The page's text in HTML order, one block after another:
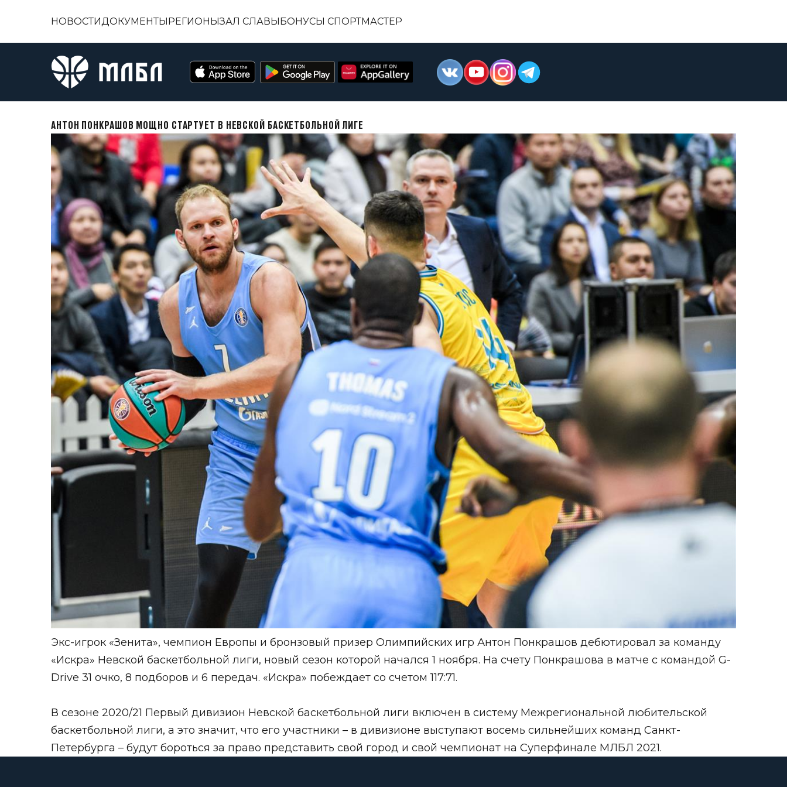
НОВОСТИДОКУМЕНТЫРЕГИОНЫЗАЛ СЛАВЫБОНУСЫ СПОРТМАСТЕР
АНТОН ПОНКРАШОВ МОЩНО СТАРТУЕТ В НЕВСКОЙ БАСКЕТБОЛЬНОЙ ЛИГЕ
Экс-игрок «Зенита», чемпион Европы и бронзовый призер Олимпийских игр Антон Понкрашов дебютировал за команду
«Искра» Невской баскетбольной лиги, новый сезон которой начался 1 ноября. На счету Понкрашова в матче с командой G-
Drive 31 очко, 8 подборов и 6 передач. «Искра» побеждает со счетом 117:71.
В сезоне 2020/21 Первый дивизион Невской баскетбольной лиги включен в систему Межрегиональной любительской
баскетбольной лиги, а это значит, что его участники – в дивизионе выступают восемь сильнейших команд Санкт-
Петербурга – будут бороться за право представить свой город и свой чемпионат на Суперфинале МЛБЛ 2021.